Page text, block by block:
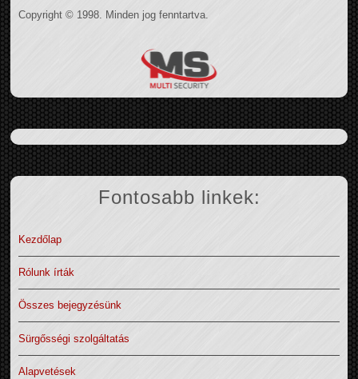
Copyright © 1998. Minden jog fenntartva.
Fontosabb linkek:
Kezdőlap
Rólunk írták
Összes bejegyzésünk
Sürgősségi szolgáltatás
Alapvetések